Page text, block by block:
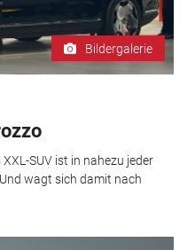
Bildergalerie
SUV ist in nahezu jeder
wagt sich damit nach